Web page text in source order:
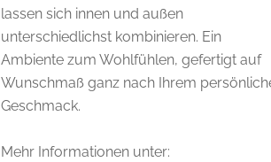
lassen sich innen und außen
unterschiedlichst kombinieren. Ein
Ambiente zum Wohlfühlen, gefertigt auf
Wunschmaß ganz nach Ihrem
Geschmack.
Mehr Informationen unter: